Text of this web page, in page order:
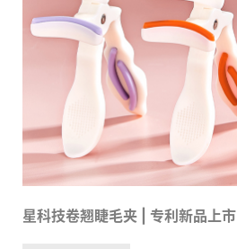
星科技卷翘睫毛夹 | 专利新品上市